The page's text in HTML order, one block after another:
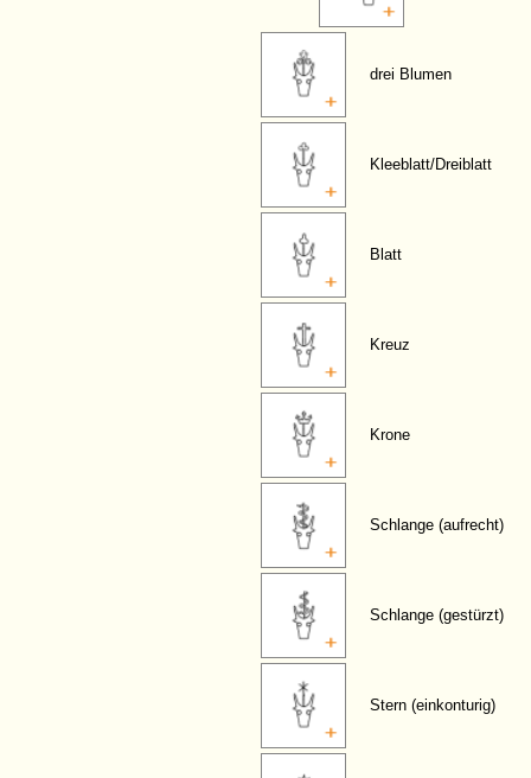
drei Blumen
Kleeblatt/Dreiblatt
Blatt
Kreuz
Krone
Schlange (aufrecht)
Schlange (gestürzt)
Stern (einkonturig)